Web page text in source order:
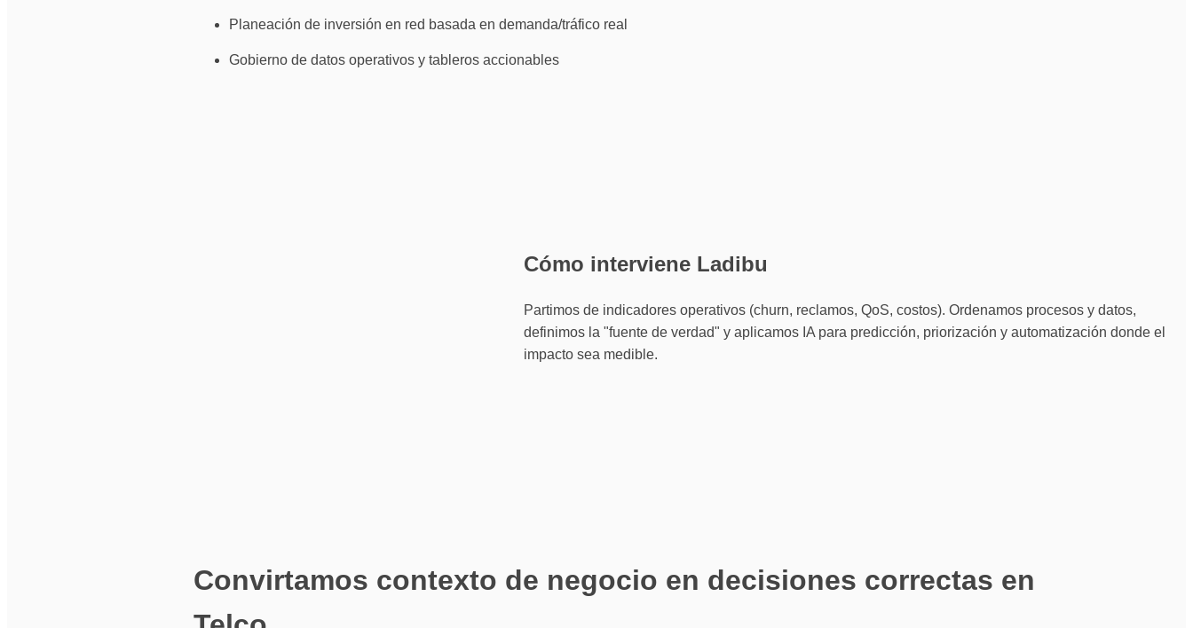
Planeación de inversión en red basada en demanda/tráfico real
Gobierno de datos operativos y tableros accionables
Cómo interviene Ladibu
Partimos de indicadores operativos (churn, reclamos, QoS, costos). Ordenamos procesos y datos,
definimos la "fuente de verdad" y aplicamos IA para predicción, priorización y automatización donde el
impacto sea medible.
Convirtamos contexto de negocio en decisiones correctas en